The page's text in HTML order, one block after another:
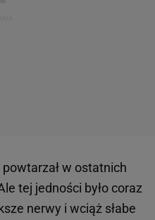
w ostatnich
tej jedności było coraz
nerwy i wciąż słabe